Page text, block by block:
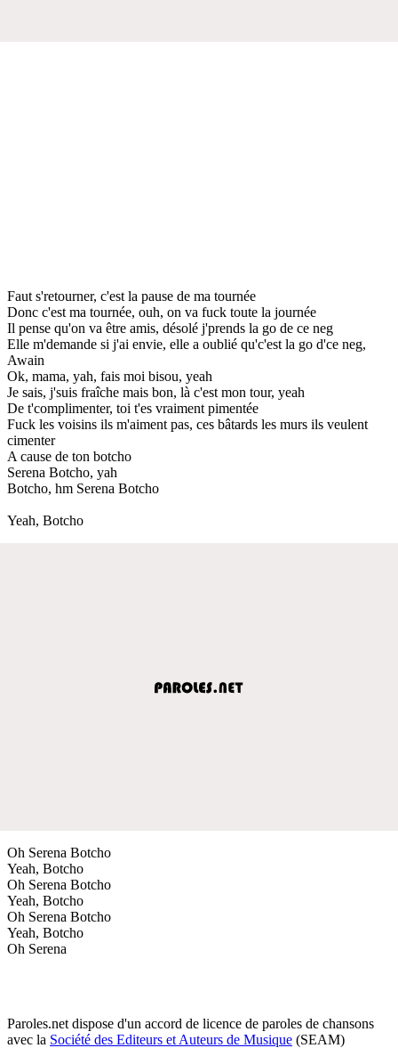
Faut s'retourner, c'est la pause de ma tournée
Donc c'est ma tournée, ouh, on va fuck toute la journée
Il pense qu'on va être amis, désolé j'prends la go de ce neg
Elle m'demande si j'ai envie, elle a oublié qu'c'est la go d'ce neg,
Awain
Ok, mama, yah, fais moi bisou, yeah
Je sais, j'suis fraîche mais bon, là c'est mon tour, yeah
De t'complimenter, toi t'es vraiment pimentée
Fuck les voisins ils m'aiment pas, ces bâtards les murs ils veulent
cimenter
A cause de ton botcho
Serena Botcho, yah
Botcho, hm Serena Botcho
Yeah, Botcho
Oh Serena Botcho
Yeah, Botcho
Oh Serena Botcho
Yeah, Botcho
Oh Serena Botcho
Yeah, Botcho
Oh Serena
Paroles.net dispose d'un accord de licence de paroles de chansons
avec la Société des Editeurs et Auteurs de Musique (SEAM)